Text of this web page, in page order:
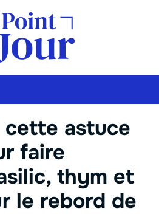
cette astuce
faire
thym et
le rebord de